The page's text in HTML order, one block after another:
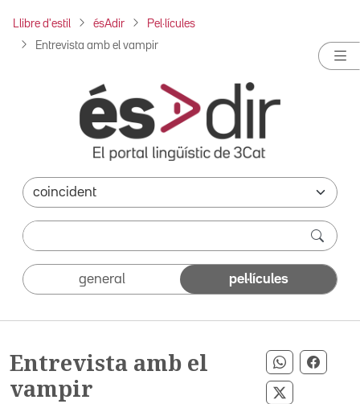
Llibre d'estil ésAdir Pel·lícules
Entrevista amb el vampir
general pel·lícules
Entrevista amb el
vampir
Compartir
Compartir